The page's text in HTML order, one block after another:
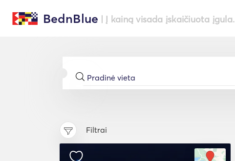
BednBlue | Į kainą visada įskaičiuota įgula.
Filtrai